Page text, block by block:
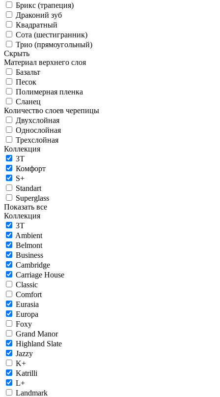
Брикс (трапеция)
Драконий зуб
Квадратный
Сота (шестигранник)
Трио (прямоугольный)
Скрыть
Материал верхнего слоя
Базальт
Песок
Полимерная пленка
Сланец
Количество слоев черепицы
Двухслойная
Однослойная
Трехслойная
Коллекция
3T
Комфорт
S+
Standart
Superglass
Показать все
Коллекция
3T
Ambient
Belmont
Business
Cambridge
Carriage House
Classic
Comfort
Eurasia
Europa
Foxy
Grand Manor
Highland Slate
Jazzy
K+
Katrilli
L+
Landmark